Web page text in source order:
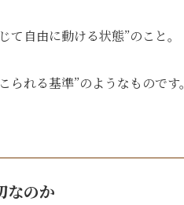
自由に動ける状態”のこと。
れる基準”のようなものです。
なのか